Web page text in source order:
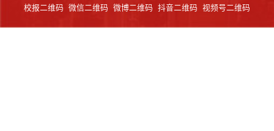
校报二维码 微信二维码 微博二维码 抖音二维码 视频号二维码